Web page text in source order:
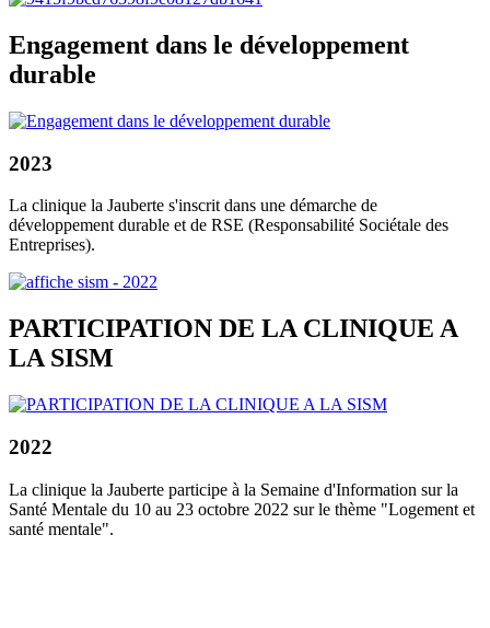
Engagement dans le développement
durable
2023
La clinique la Jauberte s'inscrit dans une démarche de
développement durable et de RSE (Responsabilité Sociétale des
Entreprises).
PARTICIPATION DE LA CLINIQUE A
LA SISM
2022
La clinique la Jauberte participe à la Semaine d'Information sur la
Santé Mentale du 10 au 23 octobre 2022 sur le thème "Logement et
santé mentale".